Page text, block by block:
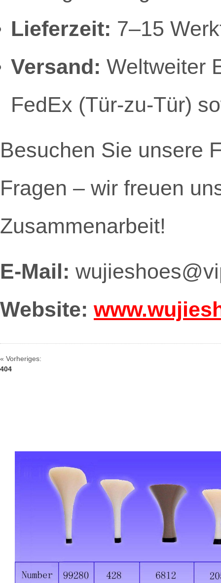
Lieferzeit: 7–15
Versand: Weltweiter
FedEx (Tür-zu-Tür)
Besuchen Sie unsere
Fragen – wir freuen
Zusammenarbeit!
E-Mail:
Website:
« Vorheriges:
404